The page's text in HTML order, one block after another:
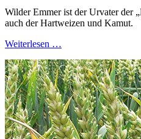
Wilder Emmer ist der Urvater der
auch der Hartweizen und Kamut.
Weiterlesen …